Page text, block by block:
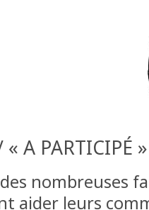
A PARTICIPÉ »
des nombreuses
aider leurs